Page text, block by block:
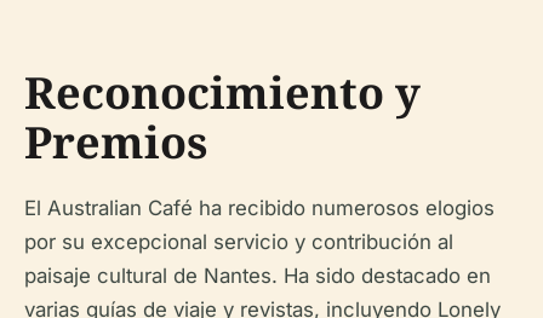
Reconocimiento y
Premios
El Australian Café ha recibido numerosos elogios
por su excepcional servicio y contribución al
paisaje cultural de Nantes. Ha sido destacado en
varias guías de viaje y revistas, incluyendo Lonely